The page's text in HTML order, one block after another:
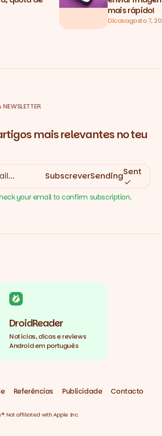
mais rápido!
Dicasagosto 7,
mais relevantes no teu
SubscreverSendingSent
your email to confirm subscription.
DroidReader
Notícias, dicas e reviews
Android em português
Referências Publicidade Contacto
Not affiliated with Apple Inc.